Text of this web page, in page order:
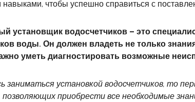
навыками, чтобы успешно справиться с
установщик водосчетчиков – это
воды. Он должен владеть не только
уметь диагностировать возможные
заниматься установкой водосчетчиков, то
позволяющих приобрести все необходимые